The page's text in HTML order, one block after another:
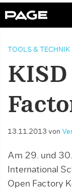
TOOLS & TECHNIK
KISD
13.11.2013 von
Am 29. und
International
Open Factory